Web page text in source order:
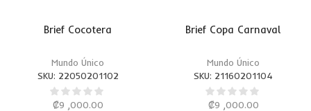
Brief Cocotera
Mundo Único
SKU: 22050201102
₡9 ,000.00
Brief Copa Carnaval
Mundo Único
SKU: 21160201104
₡9 ,000.00